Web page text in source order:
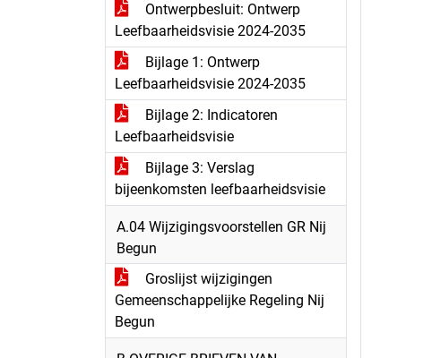
Ontwerpbesluit: Ontwerp
Leefbaarheidsvisie 2024-2035
Bijlage 1: Ontwerp
Leefbaarheidsvisie 2024-2035
Bijlage 2: Indicatoren
Leefbaarheidsvisie
Bijlage 3: Verslag
bijeenkomsten leefbaarheidsvisie
A.04 Wijzigingsvoorstellen GR Nij
Begun
Groslijst wijzigingen
Gemeenschappelijke Regeling Nij
Begun